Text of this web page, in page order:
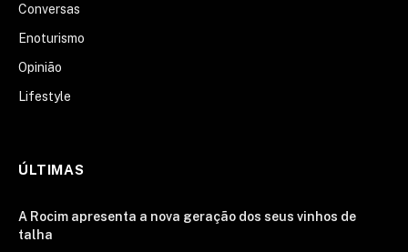
Conversas
Enoturismo
Opinião
Lifestyle
ÚLTIMAS
A Rocim apresenta a nova geração dos seus vinhos de
talha